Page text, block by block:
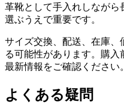
革靴として手入れしながら
選ぶうえで重要です。
サイズ交換、配送、在庫
る可能性があります。購
最新情報をご確認ください。
よくある疑問